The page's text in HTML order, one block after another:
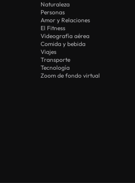
Naturaleza
Personas
Amor y Relaciones
El Fitness
Videografía aérea
Comida y bebida
Viajes
Transporte
Tecnología
Zoom de fondo virtual